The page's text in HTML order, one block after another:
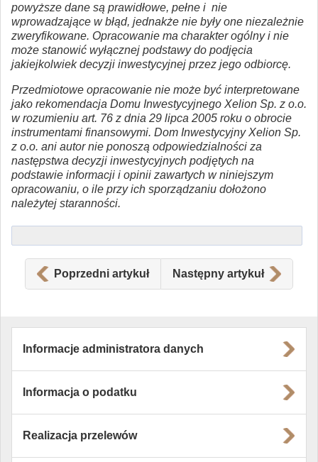
powyższe dane są prawidłowe, pełne i nie
wprowadzające w błąd, jednakże nie były one niezależnie
zweryfikowane. Opracowanie ma charakter ogólny i nie
może stanowić wyłącznej podstawy do podjęcia
jakiejkolwiek decyzji inwestycyjnej przez jego odbiorcę.
Przedmiotowe opracowanie nie może być interpretowane
jako rekomendacja Domu Inwestycyjnego Xelion Sp. z o.o.
w rozumieniu art. 76 z dnia 29 lipca 2005 roku o obrocie
instrumentami finansowymi. Dom Inwestycyjny Xelion Sp.
z o.o. ani autor nie ponoszą odpowiedzialności za
następstwa decyzji inwestycyjnych podjętych na
podstawie informacji i opinii zawartych w niniejszym
opracowaniu, o ile przy ich sporządzaniu dołożono
należytej staranności.
Poprzedni artykuł Następny artykuł
Informacje administratora danych
Informacja o podatku
Realizacja przelewów